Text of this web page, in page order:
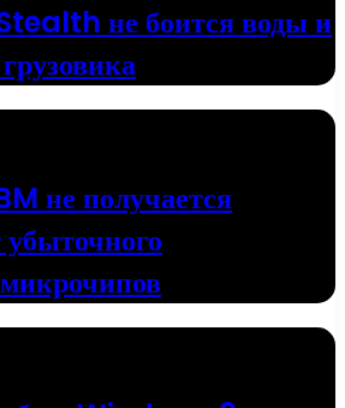
не боится воды и
не получается
убыточного